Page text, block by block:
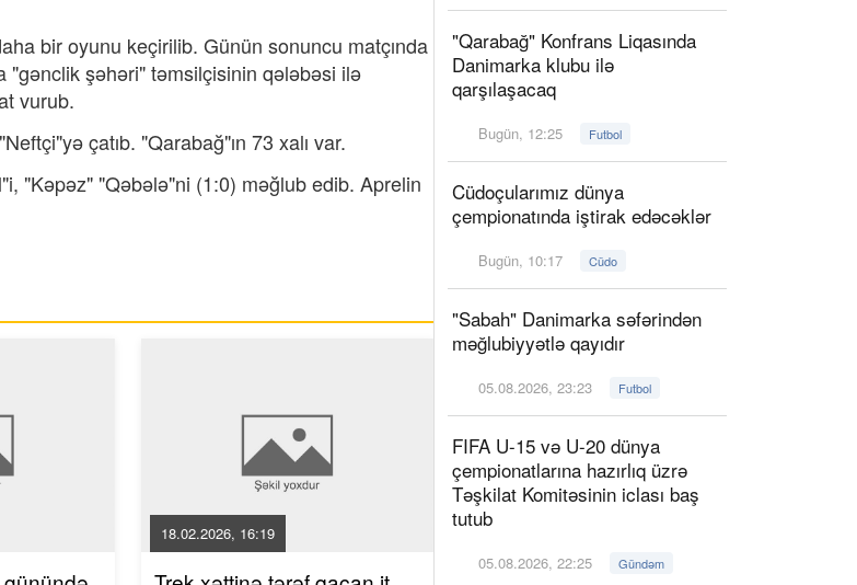
bir oyunu keçirilib. Günün sonuncu matçında
"gənclik şəhəri" təmsilçisinin qələbəsi ilə
vurub.
çatıb. "Qarabağ"ın 73 xalı var.
"Kəpəz" "Qəbələ"ni (1:0) məğlub edib. Aprelin
18.02.2026, 16:19
"Qarabağ" Konfrans Liqasında
Danimarka klubu ilə
qarşılaşacaq
Bugün, 12:25 Futbol
Cüdoçularımız dünya
çempionatında iştirak edəcəklər
Bugün, 10:17 Cüdo
"Sabah" Danimarka səfərindən
məğlubiyyətlə qayıdır
05.08.2026, 23:23 Futbol
FIFA U-15 və U-20 dünya
çempionatlarına hazırlıq üzrə
Təşkilat Komitəsinin iclası baş
tutub
05.08.2026, 22:25 Gündəm